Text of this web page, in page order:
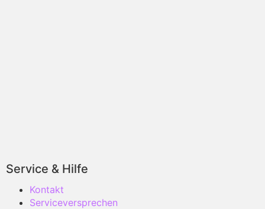
Service & Hilfe
Kontakt
Serviceversprechen